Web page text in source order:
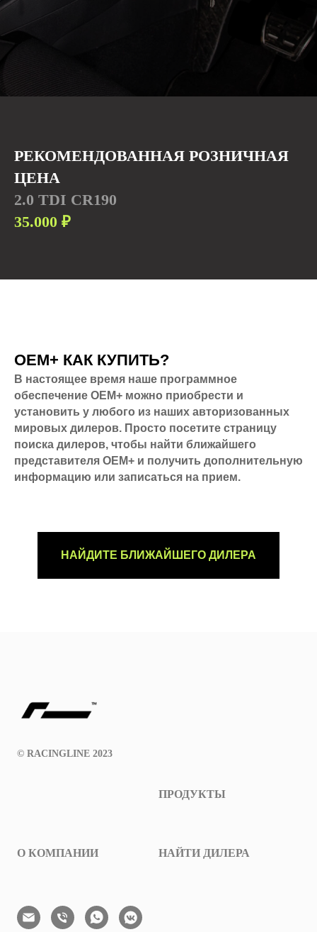
РЕКОМЕНДОВАННАЯ РОЗНИЧНАЯ
ЦЕНА
2.0 TDI CR190
35.000 ₽
OEM+ КАК КУПИТЬ?
В настоящее время наше программное
обеспечение OEM+ можно приобрести и
установить у любого из наших авторизованных
мировых дилеров. Просто посетите страницу
поиска дилеров, чтобы найти ближайшего
представителя OEM+ и получить дополнительную
информацию или записаться на прием.
НАЙДИТЕ БЛИЖАЙШЕГО ДИЛЕРА
© RACINGLINE 2023
ПРОДУКТЫ
О КОМПАНИИ НАЙТИ ДИЛЕРА